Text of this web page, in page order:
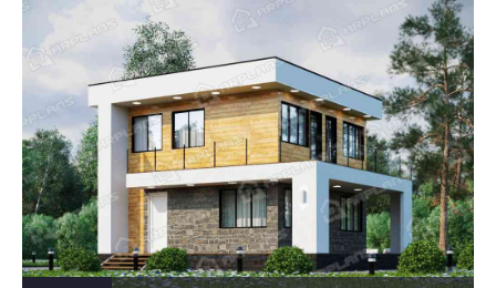
Прикрепить файл
Согласен на обработку персональных данных
This site is protected by reCAPTCHA and the GooglePrivacy Policy andTerms of Service
ОТПРАВИТЬ